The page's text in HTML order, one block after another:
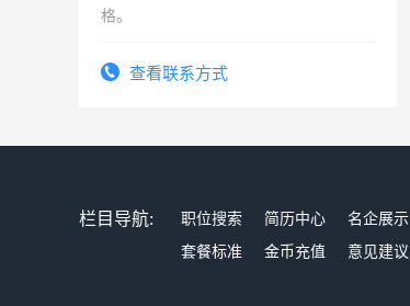
格。
查看联系方式
栏目导航: 职位搜索 简历中心 名企展示
套餐标准
金币充值 意见建议